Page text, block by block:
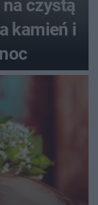
czystą
kamień i